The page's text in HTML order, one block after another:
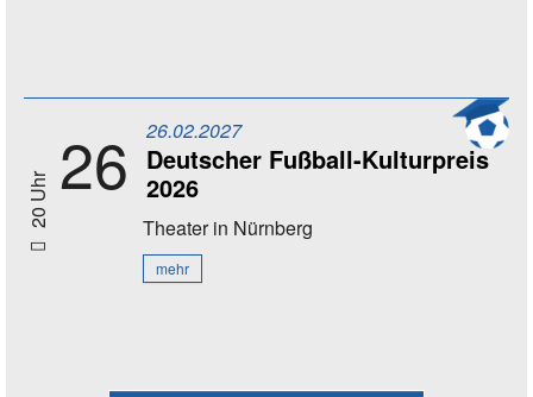
20 Uhr 26 26.02.2027
Deutscher Fußball-Kulturpreis
2026
Theaterin Nürnberg
mehr